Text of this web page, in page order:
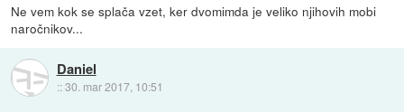
Ne vem kok se splača vzet, ker dvomimda je veliko njihovih mobi
naročnikov...
Daniel
::30. mar 2017, 10:51